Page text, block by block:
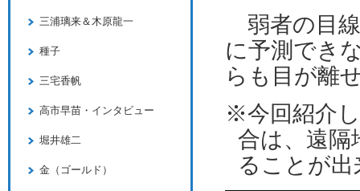
弱者の目
に予測でき
らも目が離
※今回紹介
合は、遠隔
ることが
三浦璃来＆木原龍一
種子
三宅香帆
高市早苗・インタビュー
堀井雄二
金（ゴールド）